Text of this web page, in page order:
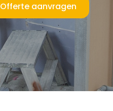
Offerte aanvragen